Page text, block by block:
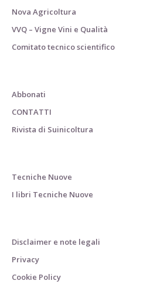
Nova Agricoltura
VVQ – Vigne Vini e Qualità
Comitato tecnico scientifico
Abbonati
CONTATTI
Rivista di Suinicoltura
Tecniche Nuove
I libri Tecniche Nuove
Disclaimer e note legali
Privacy
Cookie Policy